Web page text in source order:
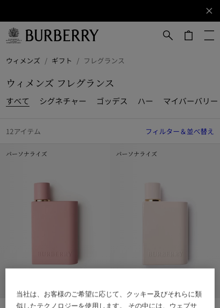
ニュ
ース
レタ
ご登
ださ
ウィメンズ / ギフト / フレグランス
ウィメンズ フレグランス
すべて シグネチャー ゴッデス ハー マイバーバリー
12アイテム フィルター＆並べ替え
パーソナライズ パーソナライズ
当社は、お客様のご希望に応じて、クッキー及びそれらに類
似したテクノロジーを使用します。 その中には、ウェブサ